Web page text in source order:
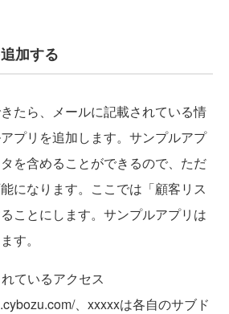
加する
たら、メールに記載されている情
プリを追加します。サンプルアプ
を含めることができるので、ただ
になります。ここでは「顧客リス
ことにします。サンプルアプリは
す。
ているアクセス
、xxxxxは各自のサブド